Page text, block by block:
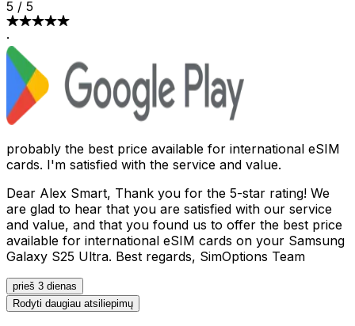
5 / 5
·
probably the best price available for international eSIM
cards. I'm satisfied with the service and value.
Dear Alex Smart, Thank you for the 5-star rating! We
are glad to hear that you are satisfied with our service
and value, and that you found us to offer the best price
available for international eSIM cards on your Samsung
Galaxy S25 Ultra. Best regards, SimOptions Team
prieš 3 dienas
Rodyti daugiau atsiliepimų